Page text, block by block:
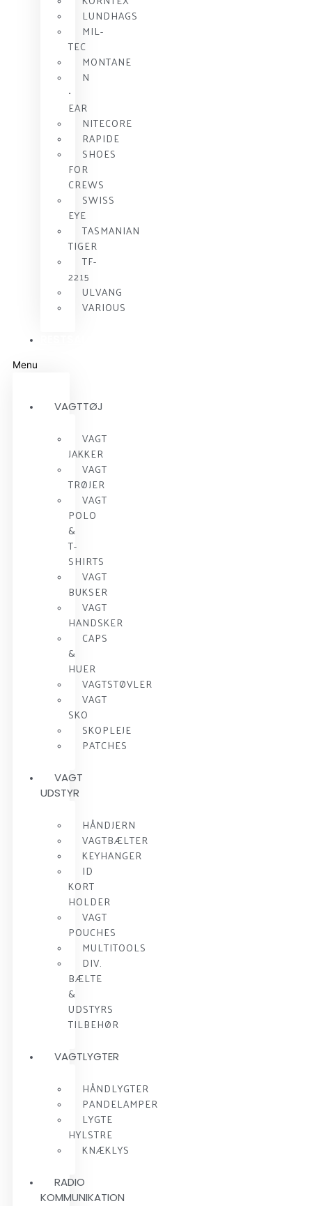
LUNDHAGS
MIL-
TEC
MONTANE
N
•
EAR
NITECORE
RAPIDE
SHOES
FOR
CREWS
SWISS
EYE
TASMANIAN
TIGER
TF-
2215
ULVANG
VARIOUS
Menu
VAGTTØJ
VAGT
JAKKER
VAGT
TRØJER
VAGT
POLO
&
T-
SHIRTS
VAGT
BUKSER
VAGT
HANDSKER
CAPS
&
HUER
VAGTSTØVLER
VAGT
SKO
SKOPLEJE
PATCHES
VAGT
UDSTYR
HÅNDJERN
VAGTBÆLTER
KEYHANGER
ID
KORT
HOLDER
VAGT
POUCHES
MULTITOOLS
DIV.
BÆLTE
&
UDSTYRS
TILBEHØR
VAGTLYGTER
HÅNDLYGTER
PANDELAMPER
LYGTE
HYLSTRE
KNÆKLYS
RADIO
KOMMUNIKATION